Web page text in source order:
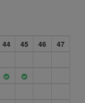
44 45 46
47